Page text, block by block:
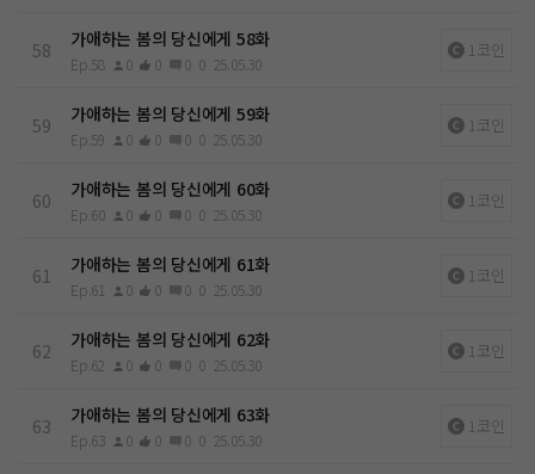
58 가애하는 봄의 당신에게 58화
Ep.58 0 0 0 0 25.05.30
1코인
59 가애하는 봄의 당신에게 59화
Ep.59 0 0 0 0 25.05.30
1코인
60 가애하는 봄의 당신에게 60화
Ep.60 0 0 0 0 25.05.30
1코인
61 가애하는 봄의 당신에게 61화
Ep.61 0 0 0 0 25.05.30
1코인
62 가애하는 봄의 당신에게 62화
Ep.62 0 0 0 0 25.05.30
1코인
63 가애하는 봄의 당신에게 63화
Ep.63 0 0 0 0 25.05.30
1코인